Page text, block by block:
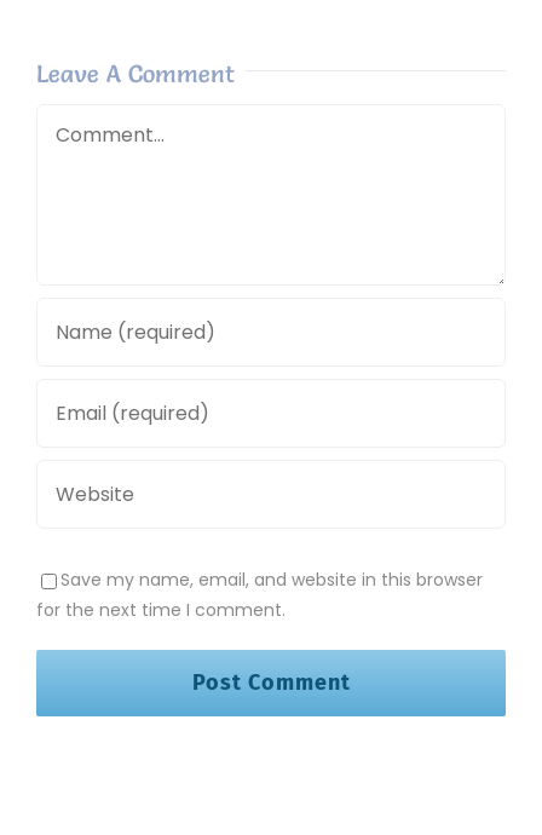
Leave A Comment
Save my name, email, and website in this browser
for the next time I comment.